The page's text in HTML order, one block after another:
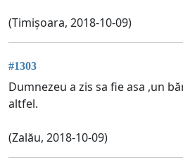
(Timișoara, 2018-10-09)
#1303
Dumnezeu a zis sa fie asa ,un
altfel.
(Zalău, 2018-10-09)